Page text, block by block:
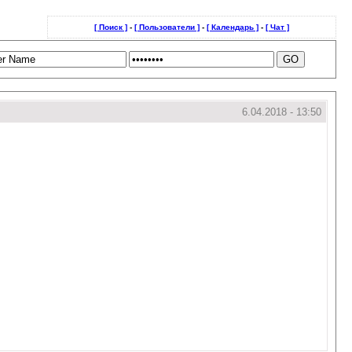
[ Поиск ] - [ Пользователи ] - [ Календарь ] - [ Чат ]
6.04.2018 - 13:50